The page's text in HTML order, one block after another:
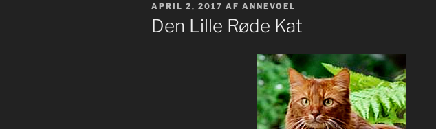
UDGIVET
DEN
APRIL 2, 2017 AF ANNEVOEL
Den Lille Røde Kat